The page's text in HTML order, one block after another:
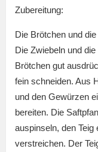
Zubereitung:
Die Brötchen und
Die Zwiebeln und
Brötchen gut
fein schneiden. Aus
und den Gewürzen
bereiten. Die
auspinseln, den
verstreichen. Der